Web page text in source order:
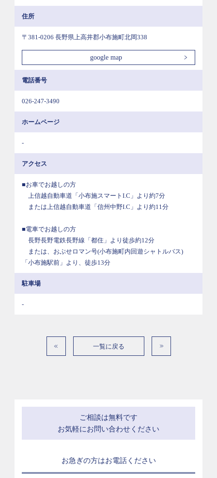
住所
〒381-0206 長野県上高井郡小布施町北岡338
google map
電話番号
026-247-3490
ホームページ
-
アクセス
■お車でお越しの方
上信越自動車道「小布施スマートI.C」より約7分
または上信越自動車道「信州中野I.C」より約11分
■電車でお越しの方
長野長野電鉄長野線「都住」より徒歩約12分
または、おぶせロマン号(小布施町内回遊シャトルバス)
「小布施駅前」より、徒歩13分
駐車場
-
一覧に戻る
ご相談は無料です
お気軽にお問い合わせください
お急ぎの方はお電話ください